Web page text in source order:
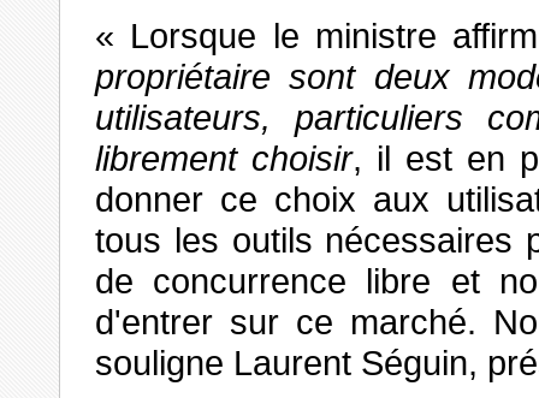
« Lorsque le ministre
propriétaire sont deux
utilisateurs, particuliers
librement choisir, il est en
donner ce choix aux
tous les outils nécessaires
de concurrence libre et
d'entrer sur ce marché.
souligne Laurent Séguin,